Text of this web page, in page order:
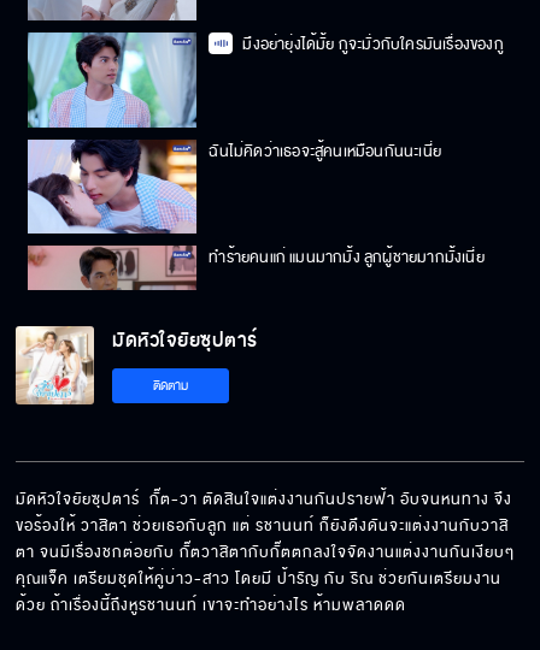
มึงอย่ายุ่งได้มั้ย กูจะมั่วกับใครมันเรื่องของกู
ฉันไม่คิดว่าเธอจะสู้คนเหมือนกันนะเนี่ย
ทำร้ายคนแก่ แมนมากมั้ง ลูกผู้ชายมากมั้งเนี่ย
ด่าผมเป็นหมาบ้า ได้เดี๋ยวผมจะทำให้คุณดูว่า
พิสูจน์ตัวเองว่าเธอเป็นผู้ชายจริง ๆ
มัดหัวใจยัยซุปตาร์
ติดตาม
มัดหัวใจยัยซุปตาร์  กั๊ต-วา ตัดสินใจแต่งงานกันปรายฟ้า อับจนหนทาง จึง
ขอร้องให้ วาสิตา ช่วยเธอกับลูก แต่ รชานนท์ ก็ยังดึงดันจะแต่งงานกับวาสิ
ตา จนมีเรื่องชกต่อยกับ กั๊ตวาสิตากับกั๊ตตกลงใจจัดงานแต่งงานกันเงียบๆ
คุณแจ็ค เตรียมชุดให้คู่บ่าว-สาว โดยมี ป้ารัญ กับ ริณ ช่วยกันเตรียมงาน
ด้วย ถ้าเรื่องนี้ถึงหูรชานนท์ เขาจะทำอย่างไร ห้ามพลาดดด